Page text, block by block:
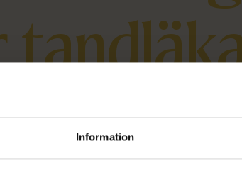
Information